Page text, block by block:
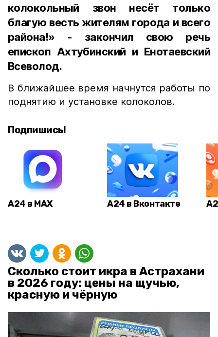
колокольный звон несёт только
благую весть жителям города и всего
района!» - закончил свою речь
епископ Ахтубинский и Енотаевский
Всеволод.
В ближайшее время начнутся работы по
поднятию и установке колоколов.
Подпишись!
А24 в MAX А24 в Вконтакте
Сколько стоит икра в Астрахани
в 2026 году: цены на щучью,
красную и чёрную